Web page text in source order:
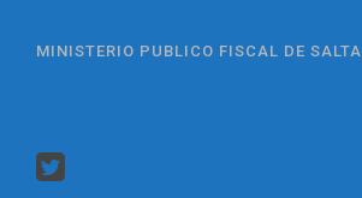
MINISTERIO PUBLICO FISCAL DE SALTA